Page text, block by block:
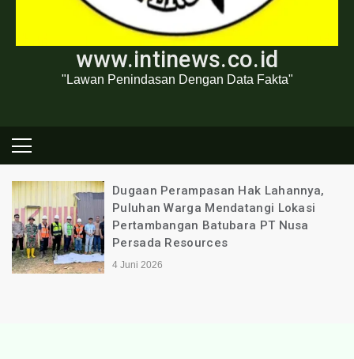
www.intinews.co.id
"Lawan Penindasan Dengan Data Fakta"
Dugaan Perampasan Hak Lahannya,
Puluhan Warga Mendatangi Lokasi
Pertambangan Batubara PT Nusa
Persada Resources
4 Juni 2026